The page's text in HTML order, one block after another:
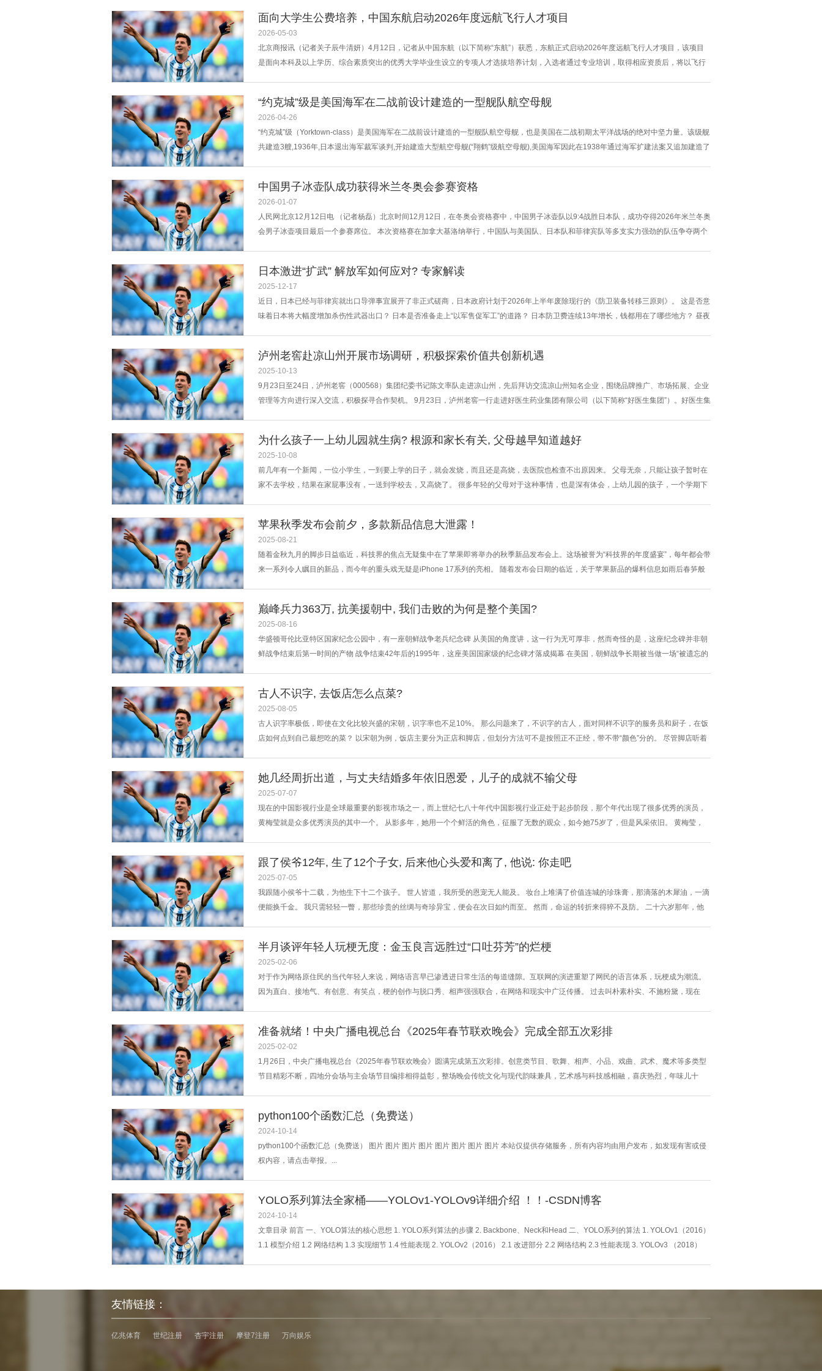
面向大学生公费培养，中国东航启动2026年度远航飞行人才项目
2026-05-03
北京商报讯（记者关子辰牛清妍）4月12日，记者从中国东航（以下简称“东航”）获悉，东航正式启动2026年度远航飞行人才项目，该项目
是面向本科及以上学历、综合素质突出的优秀大学毕业生设立的专项人才选拔培养计划，入选者通过专业培训，取得相应资质后，将以飞行
“约克城”级是美国海军在二战前设计建造的一型舰队航空母舰
2026-04-26
“约克城”级（Yorktown-class）是美国海军在二战前设计建造的一型舰队航空母舰，也是美国在二战初期太平洋战场的绝对中坚力量。该级舰
共建造3艘,1936年,日本退出海军裁军谈判,开始建造大型航空母舰(“翔鹤”级航空母舰),美国海军因此在1938年通过海军扩建法案又追加建造了
中国男子冰壶队成功获得米兰冬奥会参赛资格
2026-01-07
人民网北京12月12日电 （记者杨磊）北京时间12月12日，在冬奥会资格赛中，中国男子冰壶队以9:4战胜日本队，成功夺得2026年米兰冬奥
会男子冰壶项目最后一个参赛席位。 本次资格赛在加拿大基洛纳举行，中国队与美国队、日本队和菲律宾队等多支实力强劲的队伍争夺两个
日本激进“扩武” 解放军如何应对? 专家解读
2025-12-17
近日，日本已经与菲律宾就出口导弹事宜展开了非正式磋商，日本政府计划于2026年上半年废除现行的《防卫装备转移三原则》。 这是否意
味着日本将大幅度增加杀伤性武器出口？ 日本是否准备走上“以军售促军工”的道路？ 日本防卫费连续13年增长，钱都用在了哪些地方？ 昼夜
泸州老窖赴凉山州开展市场调研，积极探索价值共创新机遇
2025-10-13
9月23日至24日，泸州老窖（000568）集团纪委书记陈文率队走进凉山州，先后拜访交流凉山州知名企业，围绕品牌推广、市场拓展、企业
管理等方向进行深入交流，积极探寻合作契机。 9月23日，泸州老窖一行走进好医生药业集团有限公司（以下简称“好医生集团”）。好医生集
为什么孩子一上幼儿园就生病? 根源和家长有关, 父母越早知道越好
2025-10-08
前几年有一个新闻，一位小学生，一到要上学的日子，就会发烧，而且还是高烧，去医院也检查不出原因来。 父母无奈，只能让孩子暂时在
家不去学校，结果在家屁事没有，一送到学校去，又高烧了。 很多年轻的父母对于这种事情，也是深有体会，上幼儿园的孩子，一个学期下
在...
苹果秋季发布会前夕，多款新品信息大泄露！
2025-08-21
随着金秋九月的脚步日益临近，科技界的焦点无疑集中在了苹果即将举办的秋季新品发布会上。这场被誉为“科技界的年度盛宴”，每年都会带
来一系列令人瞩目的新品，而今年的重头戏无疑是iPhone 17系列的亮相。 随着发布会日期的临近，关于苹果新品的爆料信息如雨后春笋般
巅峰兵力363万, 抗美援朝中, 我们击败的为何是整个美国?
2025-08-16
华盛顿哥伦比亚特区国家纪念公园中，有一座朝鲜战争老兵纪念碑 从美国的角度讲，这一行为无可厚非，然而奇怪的是，这座纪念碑并非朝
鲜战争结束后第一时间的产物 战争结束42年后的1995年，这座美国国家级的纪念碑才落成揭幕 在美国，朝鲜战争长期被当做一场“被遗忘的
古人不识字, 去饭店怎么点菜?
2025-08-05
古人识字率极低，即使在文化比较兴盛的宋朝，识字率也不足10%。 那么问题来了，不识字的古人，面对同样不识字的服务员和厨子，在饭
店如何点到自己最想吃的菜？ 以宋朝为例，饭店主要分为正店和脚店，但划分方法可不是按照正不正经，带不带“颜色”分的。 尽管脚店听着
她几经周折出道，与丈夫结婚多年依旧恩爱，儿子的成就不输父母
2025-07-07
现在的中国影视行业是全球最重要的影视市场之一，而上世纪七八十年代中国影视行业正处于起步阶段，那个年代出现了很多优秀的演员，
黄梅莹就是众多优秀演员的其中一个。 从影多年，她用一个个鲜活的角色，征服了无数的观众，如今她75岁了，但是风采依旧。 黄梅莹，
辍...
跟了侯爷12年, 生了12个子女, 后来他心头爱和离了, 他说: 你走吧
2025-07-05
我跟随小侯爷十二载，为他生下十二个孩子。 世人皆道，我所受的恩宠无人能及。 妆台上堆满了价值连城的珍珠膏，那滴落的木犀油，一滴
便能换千金。 我只需轻轻一瞥，那些珍贵的丝绸与奇珍异宝，便会在次日如约而至。 然而，命运的转折来得猝不及防。 二十六岁那年，他
半月谈评年轻人玩梗无度：金玉良言远胜过“口吐芬芳”的烂梗
2025-02-06
对于作为网络原住民的当代年轻人来说，网络语言早已渗透进日常生活的每道缝隙。互联网的演进重塑了网民的语言体系，玩梗成为潮流。
因为直白、接地气、有创意、有笑点，梗的创作与脱口秀、相声强强联合，在网络和现实中广泛传播。 过去叫朴素朴实、不施粉黛，现在
准备就绪！中央广播电视总台《2025年春节联欢晚会》完成全部五次彩排
2025-02-02
1月26日，中央广播电视总台《2025年春节联欢晚会》圆满完成第五次彩排。创意类节目、歌舞、相声、小品、戏曲、武术、魔术等多类型
节目精彩不断，四地分会场与主会场节目编排相得益彰，整场晚会传统文化与现代韵味兼具，艺术感与科技感相融，喜庆热烈，年味儿十
python100个函数汇总（免费送）
2024-10-14
python100个函数汇总（免费送） 图片 图片 图片 图片 图片 图片 图片 图片 本站仅提供存储服务，所有内容均由用户发布，如发现有害或侵
权内容，请点击举报。...
YOLO系列算法全家桶——YOLOv1-YOLOv9详细介绍 ！！-CSDN博客
2024-10-14
文章目录 前言 一、YOLO算法的核心思想 1. YOLO系列算法的步骤 2. Backbone、Neck和Head 二、YOLO系列的算法 1. YOLOv1（2016）
1.1 模型介绍 1.2 网络结构 1.3 实现细节 1.4 性能表现 2. YOLOv2（2016） 2.1 改进部分 2.2 网络结构 2.3 性能表现 3. YOLOv3 （2018）
友情链接：
亿兆体育 世纪注册 杏宇注册 摩登7注册 万向娱乐